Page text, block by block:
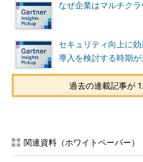
ければならないこともある。だが
プリケーションのプラットフォー
サポートに費やす時間が減少する。
これらの施策の目的は、インフ
ンフラはビジネスの重要な要素だ
務リソースとスタッフの時間を最
提供することを目的としている。
クラウドやXaaSソリューション
なぜ企業はマルチク
セキュリティ向上に
導入を検討する時期が
過去の連載記事が
関連資料（ホワイトペーパー）